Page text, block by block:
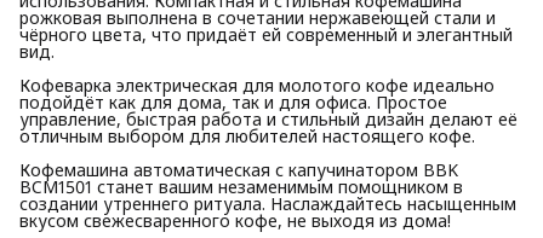
рожковая выполнена в сочетании нержавеющей стали и
чёрного цвета, что придаёт ей современный и элегантный
вид.
Кофеварка электрическая для молотого кофе идеально
подойдёт как для дома, так и для офиса. Простое
управление, быстрая работа и стильный дизайн делают её
отличным выбором для любителей настоящего кофе.
Кофемашина автоматическая с капучинатором BBK
BCM1501 станет вашим незаменимым помощником в
создании утреннего ритуала. Наслаждайтесь насыщенным
вкусом свежесваренного кофе, не выходя из дома!